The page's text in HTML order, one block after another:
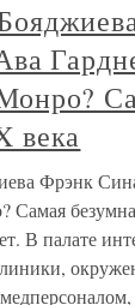
века
Фрэнк
Самая
В палате